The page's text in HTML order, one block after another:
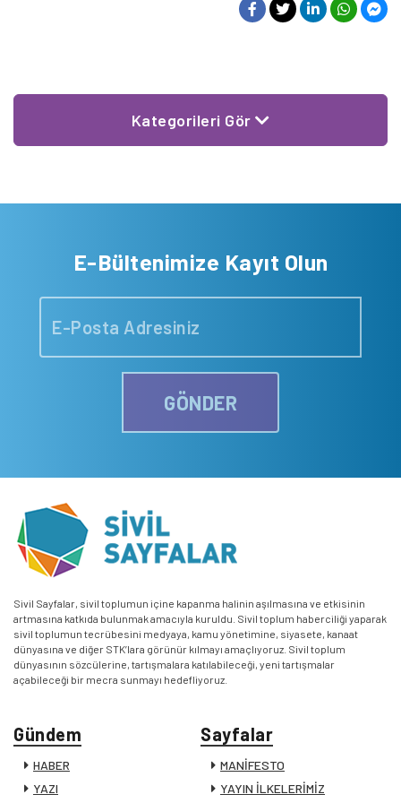
Kategorileri Gör
E-Bültenimize Kayıt Olun
GÖNDER
Sivil Sayfalar, sivil toplumun içine kapanma halinin aşılmasına ve etkisinin
artmasına katkıda bulunmak amacıyla kuruldu. Sivil toplum haberciliği yaparak
sivil toplumun tecrübesini medyaya, kamu yönetimine, siyasete, kanaat
dünyasına ve diğer STK’lara görünür kılmayı amaçlıyoruz. Sivil toplum
dünyasının sözcülerine, tartışmalara katılabileceği, yeni tartışmalar
açabileceği bir mecra sunmayı hedefliyoruz.
Gündem
HABER
YAZI
Sayfalar
MANİFESTO
YAYIN İLKELERİMİZ